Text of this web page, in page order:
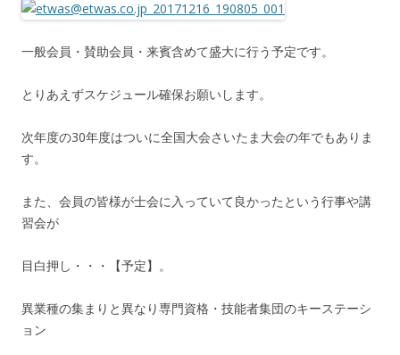
一般会員・賛助会員・来賓含めて盛大に行う予定です。
とりあえずスケジュール確保お願いします。
次年度の30年度はついに全国大会さいたま大会の年でもありま
す。
また、会員の皆様が士会に入っていて良かったという行事や講
習会が
目白押し・・・【予定】。
異業種の集まりと異なり専門資格・技能者集団のキーステーシ
ョン